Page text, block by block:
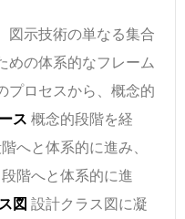
図示技術の単なる集合
めの体系的なフレーム
プロセスから、概念的
ス 概念的段階を経
へと体系的に進み、
段階へと体系的に進
図 設計クラス図に凝